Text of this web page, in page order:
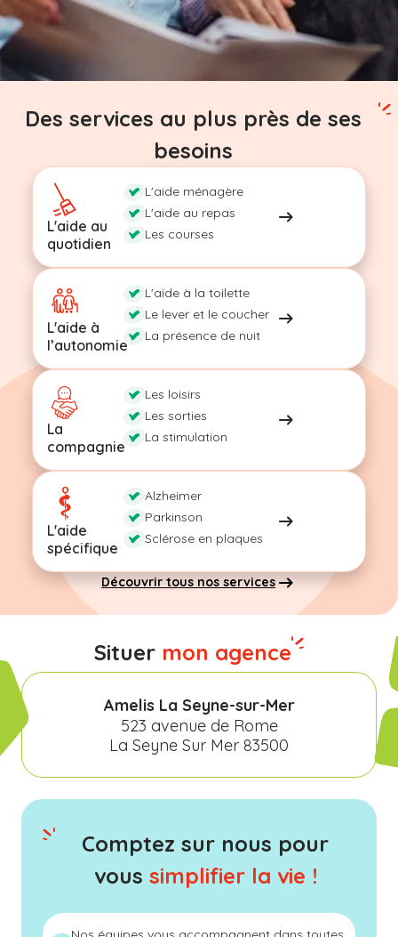
Des services au plus près de ses
besoins
L'aide au
quotidien
L'aide ménagère
L'aide au repas
Les courses
L'aide à
l’autonomie
L'aide à la toilette
Le lever et le coucher
La présence de nuit
La
compagnie
Les loisirs
Les sorties
La stimulation
L'aide
spécifique
Alzheimer
Parkinson
Sclérose en plaques
Découvrir tous nos services
Situer mon agence
Amelis La Seyne-sur-Mer
523 avenue de Rome
La Seyne Sur Mer 83500
Comptez sur nous pour
vous simplifier la vie !